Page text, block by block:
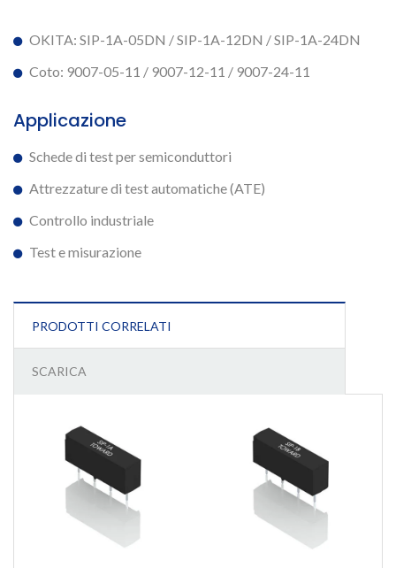
OKITA: SIP-1A-05DN / SIP-1A-12DN / SIP-1A-24DN
Coto: 9007-05-11 / 9007-12-11 / 9007-24-11
Applicazione
Schede di test per semiconduttori
Attrezzature di test automatiche (ATE)
Controllo industriale
Test e misurazione
PRODOTTI CORRELATI
SCARICA